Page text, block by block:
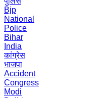
Bjp
National
Police
Bihar
India
कांग्रेस
भाजपा
Accident
Congress
Modi